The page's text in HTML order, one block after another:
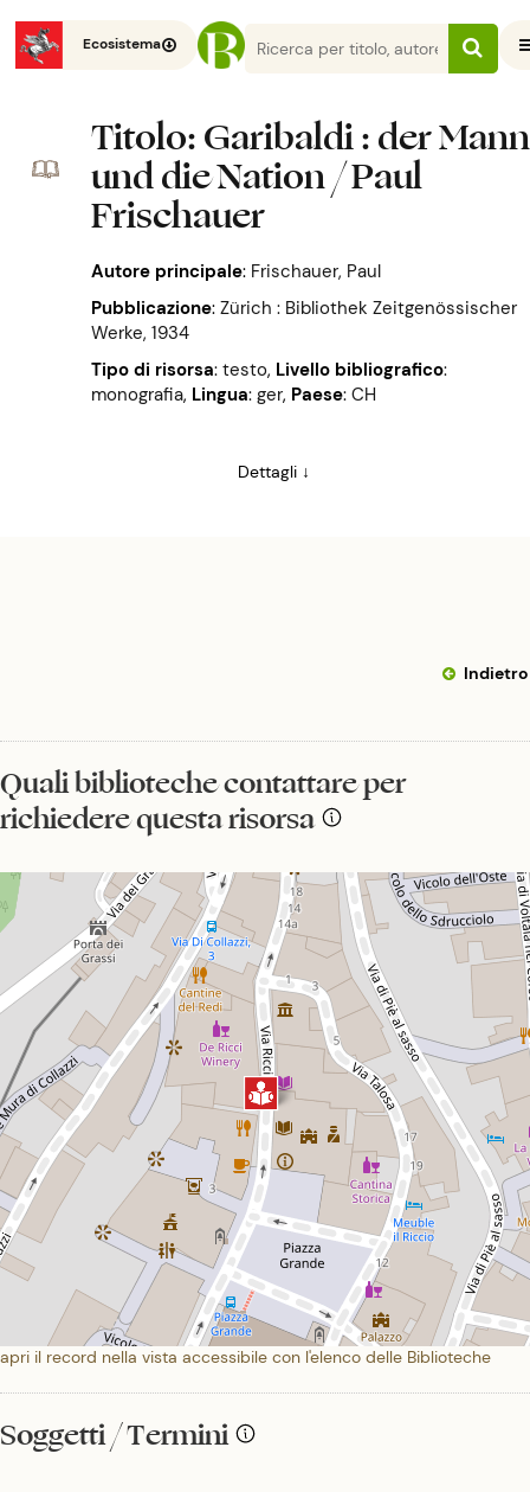
Ecosistema
Titolo: Garibaldi : der Mann
und die Nation / Paul
Frischauer
Autore principale: Frischauer, Paul
Pubblicazione:Zürich : Bibliothek Zeitgenössischer
Werke, 1934
Tipo di risorsa: testo, Livello bibliografico:
monografia, Lingua: ger, Paese: CH
Dettagli ↓
Indietro
Quali biblioteche contattare per
richiedere questa risorsa
apri il record nella vista accessibile con l'elenco delle Biblioteche
Soggetti / Termini